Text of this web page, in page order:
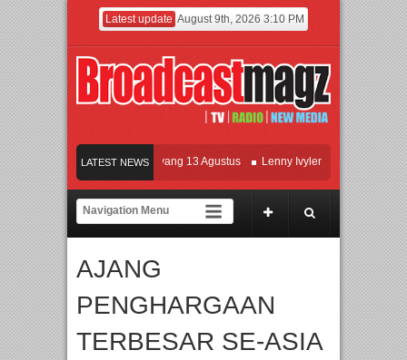
Latest update August 9th, 2026 3:10 PM
LATEST NEWS
KETOK MEJIK Siap Tayang 13 Agustus Lenny Ivylen: 26 Tahun Jaga
dan Universitas Agung Podomoro Jalin Kerja Sama Pendidikan dan Riset untuk
AJANG
PENGHARGAAN
TERBESAR SE-ASIA